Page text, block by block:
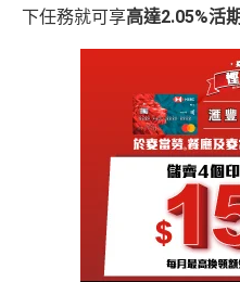
下任務就可享高達2.05%活